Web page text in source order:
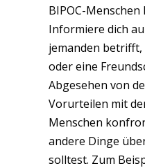
BIPOC-
Informiere dich
jemanden betrifft,
oder eine
Abgesehen von
Vorurteilen mit
Menschen
andere Dinge
solltest. Zum